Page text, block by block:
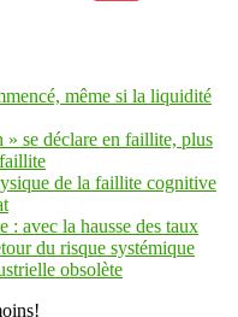
même si la liquidité
se déclare en faillite, plus
de la faillite cognitive
: avec la hausse des taux
du risque systémique
obsolète